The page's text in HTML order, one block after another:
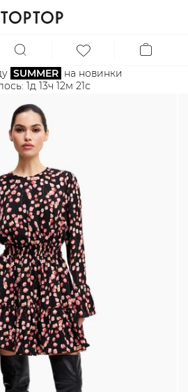
SUMMER на новинки
1д 13ч 12м 21с